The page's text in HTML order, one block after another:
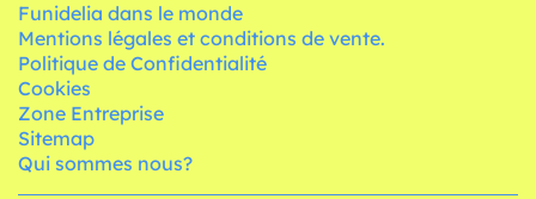
Funidelia dans le monde
Mentions légales et conditions de vente.
Politique de Confidentialité
Cookies
Zone Entreprise
Sitemap
Qui sommes nous?